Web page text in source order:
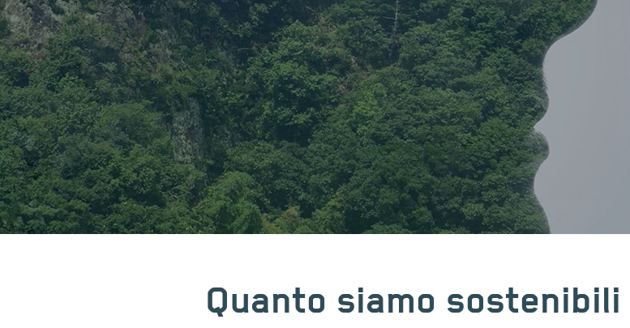
Quanto siamo sostenibili